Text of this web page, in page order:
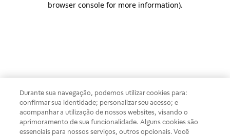
browser console for more information).
Durante sua navegação, podemos utilizar cookies para:
confirmar sua identidade; personalizar seu acesso; e
acompanhar a utilização de nossos websites, visando o
aprimoramento de sua funcionalidade. Alguns cookies são
essenciais para nossos serviços, outros opcionais. Você